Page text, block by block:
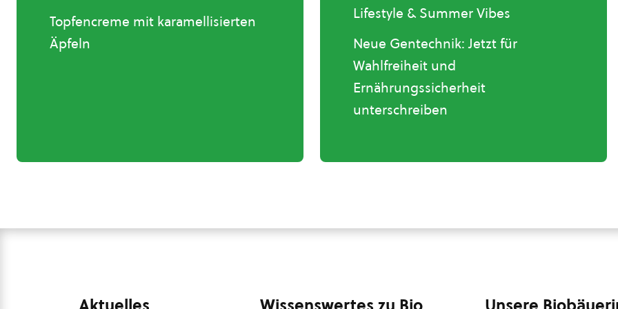
Topfencreme mit karamellisierten
Äpfeln
Lifestyle & Summer Vibes
Neue Gentechnik: Jetzt für
Wahlfreiheit und
Ernährungssicherheit
unterschreiben